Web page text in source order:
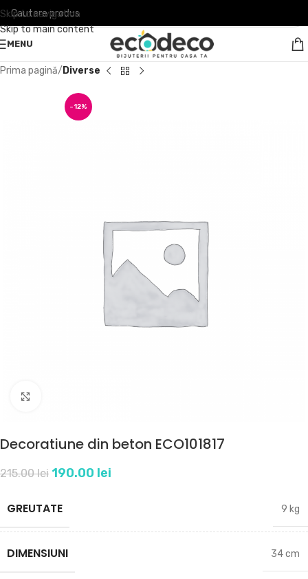
Skip to navigation
Skip to main content
MENU
Prima pagină Diverse
-12%
Decoratiune din beton ECO101817
215.00lei 190.00 lei
GREUTATE 9 kg
DIMENSIUNI 34 cm